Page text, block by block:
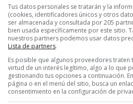
las personas con narcolepsia, la
como el virus de la gripe se
increíblemente importantes
el sueño y mucho más».
las veinticuatro horas del
que el cerebro, simplemente,
el día y se despierta una y otra
Tus datos personales se tratarán y la
(cookies, identificadores únicos y otros
ser almacenada y consultada por 205
bien usada específicamente por este sitio.
nuestros partners podemos usar datos
Lista de partners.
Es posible que algunos proveedores traten
virtud de un interés legítimo, algo a lo que
gestionando tus opciones a continuación.
página o en el menú del sitio, busca un
consentimiento en la configuración de